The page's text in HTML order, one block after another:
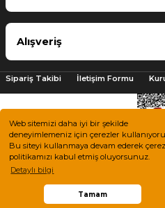
Web sitemizi daha iyi bir şekilde
deneyimlemeniz için çerezler
Bu siteyi kullanmaya devam ederek çerez
politikamızı kabul etmiş oluyorsunuz.
Detaylı bilgi
Tamam
Alışveriş
Sipariş Takibi İletişim Formu
2025 © Tüm hakları saklıdır. Kredi